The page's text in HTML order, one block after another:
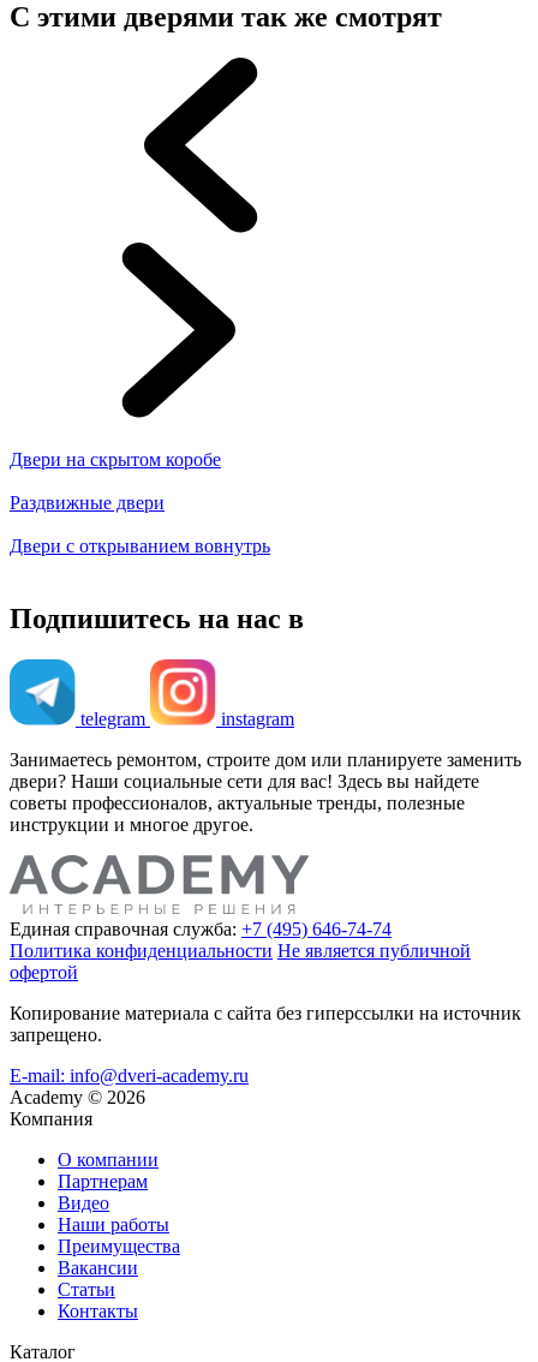
С этими дверями так же смотрят
Двери на скрытом коробе
Раздвижные двери
Двери с открыванием вовнутрь
Подпишитесь на нас в
telegram
instagram
Занимаетесь ремонтом, строите дом или планируете заменить
двери? Наши социальные сети для вас! Здесь вы найдете
советы профессионалов, актуальные тренды, полезные
инструкции и многое другое.
Единая справочная служба: +7 (495) 646-74-74
Политика конфиденциальности Не является публичной
офертой
Копирование материала с сайта без гиперссылки на источник
запрещено.
E-mail: info@dveri-academy.ru
Academy © 2026
Компания
О компании
Партнерам
Видео
Наши работы
Преимущества
Вакансии
Статьи
Контакты
Каталог